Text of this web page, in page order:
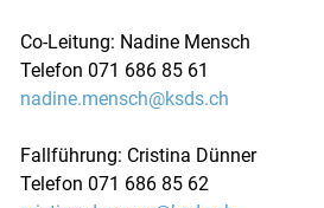
Co-Leitung: Nadine Mensch
Telefon 071 686 85 61
nadine.mensch@ksds.ch
Fallführung: Cristina Dünner
Telefon 071 686 85 62